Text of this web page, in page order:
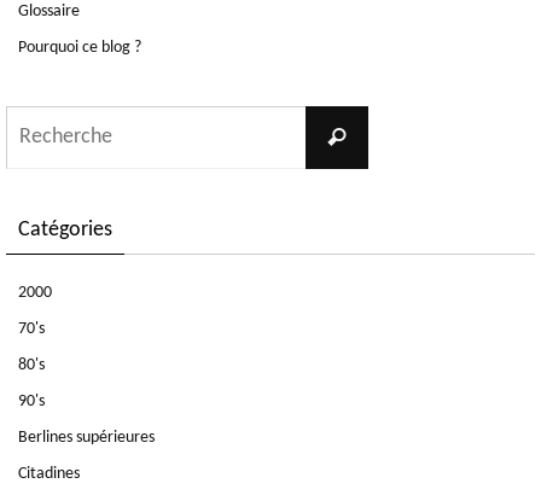
Glossaire
Pourquoi ce blog ?
Recherche
Catégories
2000
70's
80's
90's
Berlines supérieures
Citadines